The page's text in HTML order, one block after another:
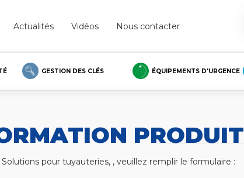
Actualités Vidéos Nous contacter
GESTION DES CLÉS ÉQUIPEMENTS D'URGENCE
PRODUIT
pour tuyauteries, , veuillez remplir le formulaire :